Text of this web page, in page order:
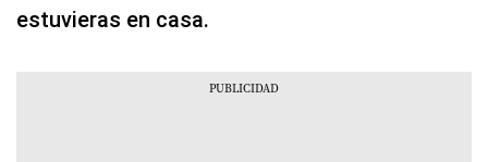
estuvieras en casa.